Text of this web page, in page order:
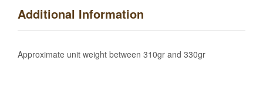
Additional Information
Approximate unit weight between 310gr and 330gr